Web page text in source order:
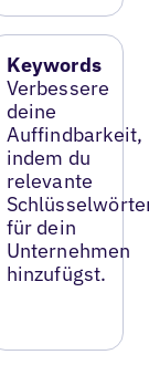
Keywords
Verbessere
deine
Auffindbarkeit,
indem du
relevante
für dein
Unternehmen
hinzufügst.